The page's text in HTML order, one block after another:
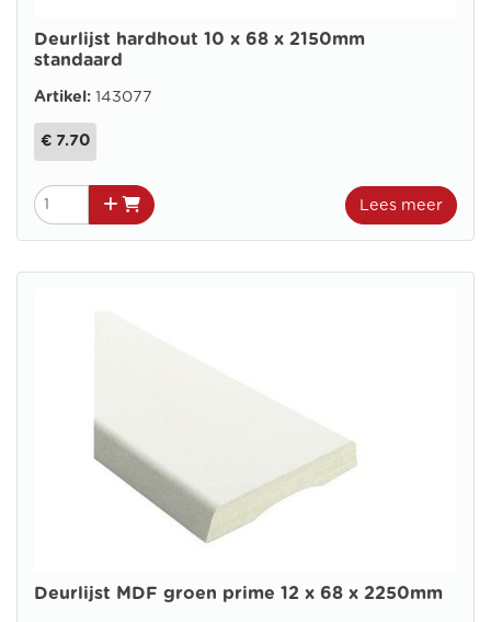
Deurlijst hardhout 10 x 68 x 2150mm
standaard
Artikel: 143077
€ 7.70
Lees meer
Deurlijst MDF groen prime 12 x 68 x 2250mm